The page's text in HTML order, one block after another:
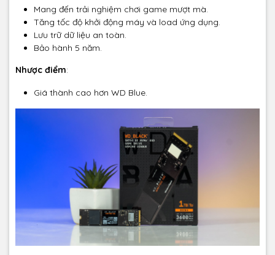
Mang đến trải nghiệm chơi game mượt mà.
Tăng tốc độ khởi động máy và load ứng dụng.
Lưu trữ dữ liệu an toàn.
Bảo hành 5 năm.
Nhược điểm:
Giá thành cao hơn WD Blue.